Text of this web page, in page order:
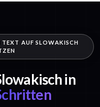
AUF SLOWAKISCH
in